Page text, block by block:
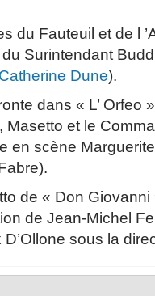
du Fauteuil et de l
Surintendant
Catherine Dune).
dans « L’ Orfeo
Masetto et le
en scène
de « Don
de Jean-Michel
sous la